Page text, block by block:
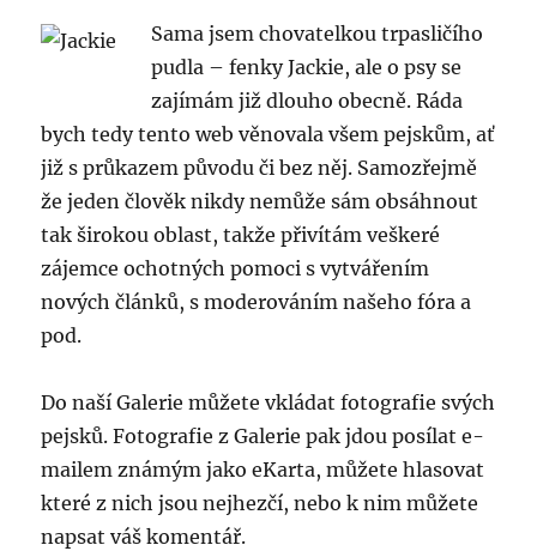
Sama jsem chovatelkou trpasličího
pudla – fenky Jackie, ale o psy se
zajímám již dlouho obecně. Ráda
bych tedy tento web věnovala všem pejskům, ať
již s průkazem původu či bez něj. Samozřejmě
že jeden člověk nikdy nemůže sám obsáhnout
tak širokou oblast, takže přivítám veškeré
zájemce ochotných pomoci s vytvářením
nových článků, s moderováním našeho fóra a
pod.
Do naší Galerie můžete vkládat fotografie svých
pejsků. Fotografie z Galerie pak jdou posílat e-
mailem známým jako eKarta, můžete hlasovat
které z nich jsou nejhezčí, nebo k nim můžete
napsat váš komentář.